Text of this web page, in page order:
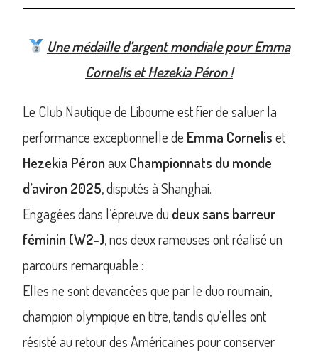
Une médaille d’argent mondiale pour Emma
Cornelis et Hezekia Péron !
Le Club Nautique de Libourne est fier de saluer la
performance exceptionnelle de Emma Corneliset
Hezekia PéronauxChampionnats du monde
d’aviron 2025, disputés à Shanghai.
Engagées dans l’épreuve du deux sans barreur
féminin (W2-), nos deux rameuses ont réalisé un
parcours remarquable :
Elles ne sont devancées que par le duo roumain,
champion olympique en titre, tandis qu’elles ont
résisté au retour des Américaines pour conserver